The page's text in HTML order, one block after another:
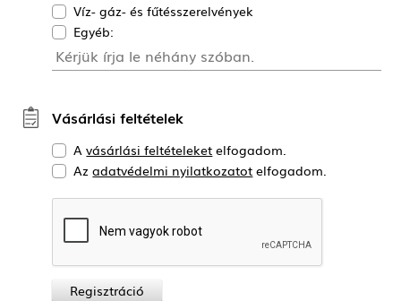
Víz- gáz- és fűtésszerelvények
Egyéb:
Vásárlási feltételek
Avásárlási feltételeket elfogadom.
Azadatvédelmi nyilatkozatot elfogadom.
Regisztráció